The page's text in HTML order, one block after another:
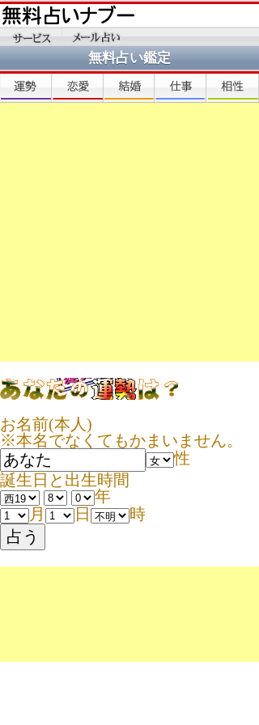
無料占い鑑定
お名前(本人)
※本名でなくてもかまいません。
性
誕生日と出生時間
年
月
日 時